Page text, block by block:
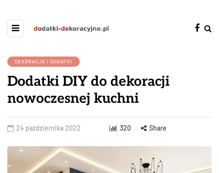
DEKORACJE I DODATKI
Dodatki DIY do dekoracji
nowoczesnej kuchni
24 października 2022 320 Share